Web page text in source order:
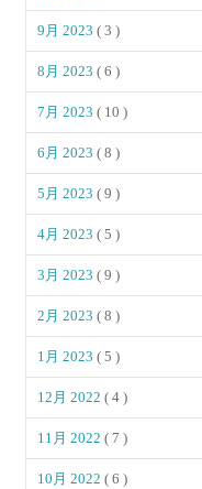
9月 2023( 3 )
8月 2023( 6 )
7月 2023( 10 )
6月 2023( 8 )
5月 2023( 9 )
4月 2023( 5 )
3月 2023( 9 )
2月 2023( 8 )
1月 2023( 5 )
12月 2022( 4 )
11月 2022( 7 )
10月 2022( 6 )